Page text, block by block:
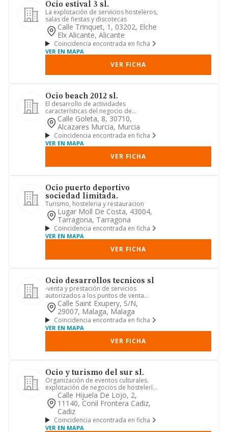
Ocio estival 3 sl.
La explotación de servicios hosteleros,
salas de fiestas y discotecas
Calle Trinquet, 1, 03202, Elche
Elx Alicante, Alicante
Coincidencia encontrada en ficha
VER EN MAPA
VER FICHA
Ocio beach 2012 sl.
El desarrollo de actividades
características del negocio de
hostelería, hotelería, restauración, ca...
Calle Goleta, 8, 30710,
Alcazares Murcia, Murcia
Coincidencia encontrada en ficha
VER EN MAPA
VER FICHA
Ocio puerto deportivo
sociedad limitada.
Turismo, hosteleria y restauracion
Lugar Moll De Costa, 43004,
Tarragona, Tarragona
Coincidencia encontrada en ficha
VER EN MAPA
VER FICHA
Ocio desarrollos tecnicos sl
-venta y prestación de servicios
autorizados a los puntos de venta
integrales de la entidad publica...
Calle Saint Exupery, S/n,
29007, Malaga, Malaga
Coincidencia encontrada en ficha
VER EN MAPA
VER FICHA
Ocio y turismo del sur sl.
Organización de eventos culturales.
explotación de negocios de hostelería,
restaurantes, cafeterías...
Calle Hijuela De Lojo, 2,
11140, Conil Frontera Cadiz,
Cadiz
Coincidencia encontrada en ficha
VER EN MAPA